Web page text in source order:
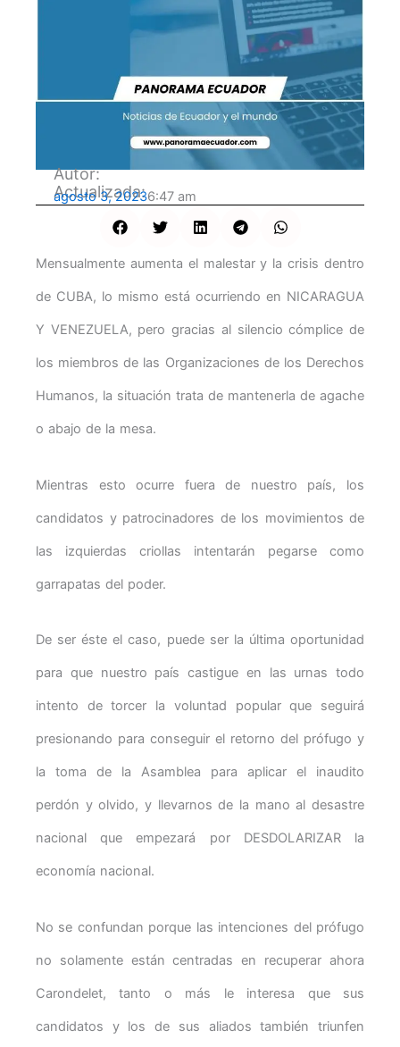
Autor:
Actualizada:
agosto 3, 20236:47 am
Mensualmente aumenta el malestar y la crisis dentro
de CUBA, lo mismo está ocurriendo en NICARAGUA
Y VENEZUELA, pero gracias al silencio cómplice de
los miembros de las Organizaciones de los Derechos
Humanos, la situación trata de mantenerla de agache
o abajo de la mesa.
Mientras esto ocurre fuera de nuestro país, los
candidatos y patrocinadores de los movimientos de
las izquierdas criollas intentarán pegarse como
garrapatas del poder.
De ser éste el caso, puede ser la última oportunidad
para que nuestro país castigue en las urnas todo
intento de torcer la voluntad popular que seguirá
presionando para conseguir el retorno del prófugo y
la toma de la Asamblea para aplicar el inaudito
perdón y olvido, y llevarnos de la mano al desastre
nacional que empezará por DESDOLARIZAR la
economía nacional.
No se confundan porque las intenciones del prófugo
no solamente están centradas en recuperar ahora
Carondelet, tanto o más le interesa que sus
candidatos y los de sus aliados también triunfen